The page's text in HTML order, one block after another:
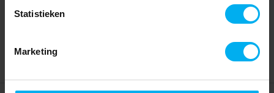
Statistieken
Marketing